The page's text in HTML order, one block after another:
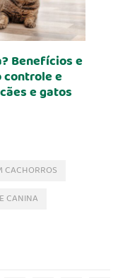
Benefícios e
e
e gatos
CACHORROS
CANINA